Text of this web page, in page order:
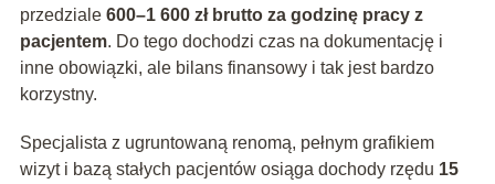
przedziale 600–1 600 zł brutto za godzinę pracy z
pacjentem. Do tego dochodzi czas na dokumentację i
inne obowiązki, ale bilans finansowy i tak jest bardzo
korzystny.
Specjalista z ugruntowaną renomą, pełnym grafikiem
wizyt i bazą stałych pacjentów osiąga dochody rzędu 15